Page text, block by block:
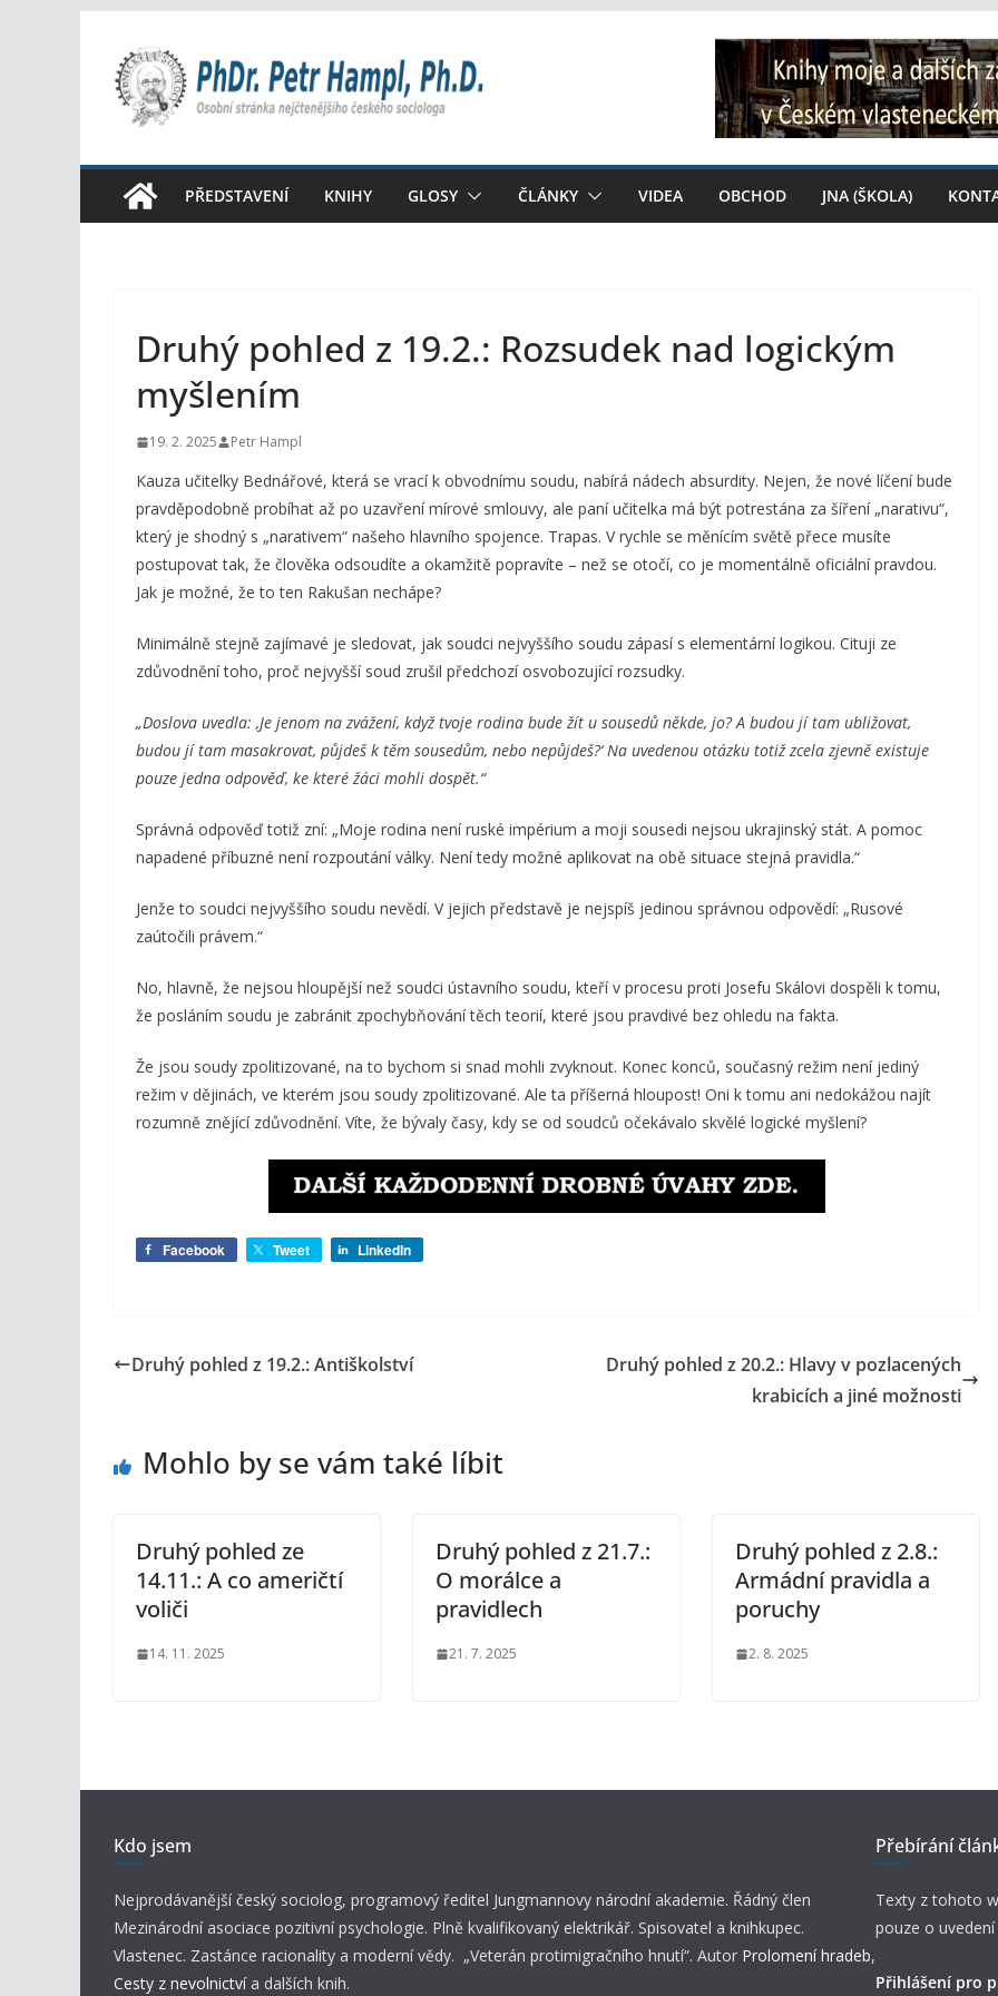
obsah
PŘEDSTAVENÍ KNIHY GLOSY ČLÁNKY VIDEA OBCHOD JNA (ŠKOLA)
Druhý pohled z 19.2.: Rozsudek nad logickým
myšlením
19. 2. 2025 Petr Hampl
Kauza učitelky Bednářové, která se vrací k obvodnímu soudu, nabírá nádech absurdity. Nejen, že nové líčení bude
pravděpodobně probíhat až po uzavření mírové smlouvy, ale paní učitelka má být potrestána za šíření „narativu“,
který je shodný s „narativem“ našeho hlavního spojence. Trapas. V rychle se měnícím světě přece musíte
postupovat tak, že člověka odsoudíte a okamžitě popravíte – než se otočí, co je momentálně oficiální pravdou.
Jak je možné, že to ten Rakušan nechápe?
Minimálně stejně zajímavé je sledovat, jak soudci nejvyššího soudu zápasí s elementární logikou. Cituji ze
zdůvodnění toho, proč nejvyšší soud zrušil předchozí osvobozující rozsudky.
„Doslova uvedla: ‚Je jenom na zvážení, když tvoje rodina bude žít u sousedů někde, jo? A budou jí tam ubližovat,
budou jí tam masakrovat, půjdeš k těm sousedům, nebo nepůjdeš?‘ Na uvedenou otázku totiž zcela zjevně existuje
pouze jedna odpověď, ke které žáci mohli dospět.“
Správná odpověď totiž zní: „Moje rodina není ruské impérium a moji sousedi nejsou ukrajinský stát. A pomoc
napadené příbuzné není rozpoutání války. Není tedy možné aplikovat na obě situace stejná pravidla.“
Jenže to soudci nejvyššího soudu nevědí. V jejich představě je nejspíš jedinou správnou odpovědí: „Rusové
zaútočili právem.“
No, hlavně, že nejsou hloupější než soudci ústavního soudu, kteří v procesu proti Josefu Skálovi dospěli k tomu,
že posláním soudu je zabránit zpochybňování těch teorií, které jsou pravdivé bez ohledu na fakta.
Že jsou soudy zpolitizované, na to bychom si snad mohli zvyknout. Konec konců, současný režim není jediný
režim v dějinách, ve kterém jsou soudy zpolitizované. Ale ta příšerná hloupost! Oni k tomu ani nedokážou najít
rozumně znějící zdůvodnění. Víte, že bývaly časy, kdy se od soudců očekávalo skvělé logické myšlení?
Facebook Tweet LinkedIn
Druhý pohled z 19.2.: Antiškolství
Druhý pohled z 20.2.: Hlavy v pozlacených
krabicích a jiné možnosti
Mohlo by se vám také líbit
Druhý pohled ze
14.11.: A co američtí
voliči
14. 11. 2025
Druhý pohled z 21.7.:
O morálce a
pravidlech
21. 7. 2025
Druhý pohled z 2.8.:
Armádní pravidla a
poruchy
2. 8. 2025
Kdo jsem
Nejprodávanější český sociolog, programový ředitel Jungmannovy národní akademie. Řádný člen
Mezinárodní asociace pozitivní psychologie. Plně kvalifikovaný elektrikář. Spisovatel a knihkupec.
Vlastenec. Zastánce racionality a moderní vědy. „Veterán protimigračního hnutí“. Autor Prolomení hradeb,
Cesty z nevolnictví a dalších knih.
Přebírání
Texty z tohoto
pouze o
Přihlášení pro